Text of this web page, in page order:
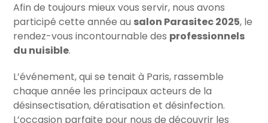
Afin de toujours mieux vous servir, nous avons
participé cette année au salon Parasitec 2025, le
rendez-vous incontournable des professionnels
du nuisible.
L’événement, qui se tenait à Paris, rassemble
chaque année les principaux acteurs de la
désinsectisation, dératisation et désinfection.
L’occasion parfaite pour nous de découvrir les